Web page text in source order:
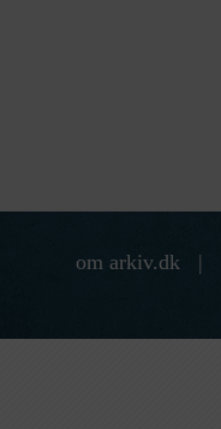
om arkiv.dk |